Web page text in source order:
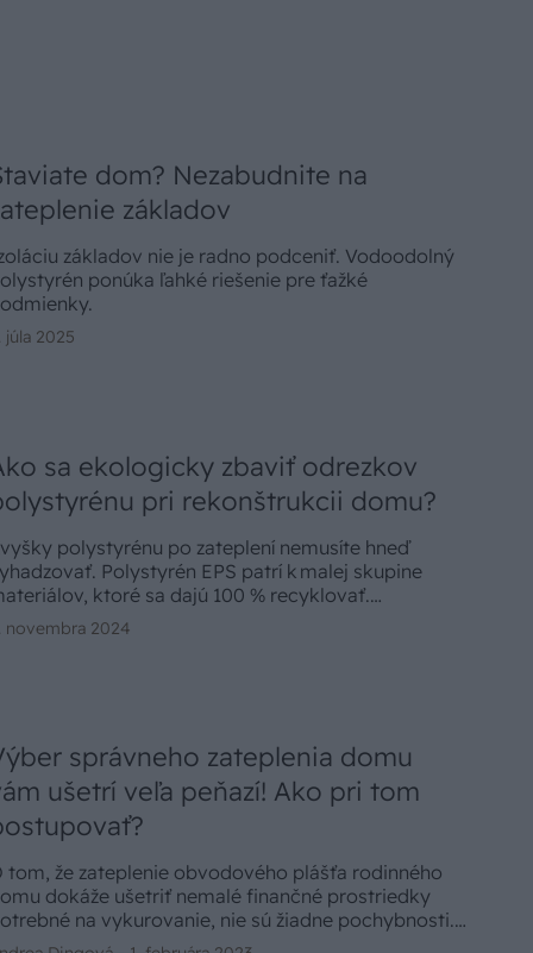
dom? Nezabudnite na
základov
základov nie je radno podceniť. Vodoodolný
ponúka ľahké riešenie pre ťažké
júla 2025
sa ekologicky zbaviť odrezkov
pri rekonštrukcii domu?
polystyrénu po zateplení nemusíte hneď
Polystyrén EPS patrí k malej skupine
ktoré sa dajú 100 % recyklovať.
sa k zberu odrezkov polystyrénu ušetríte
poplatkoch za likvidáciu odpadu a pomôžete
novembra 2024
správneho zateplenia domu
ušetrí veľa peňazí! Ako pri tom
tom, že zateplenie obvodového plášťa rodinného
dokáže ušetriť nemalé finančné prostriedky
na vykurovanie, nie sú žiadne pochybnosti.
sa len rozhodnúť pre správny tepelnoizolačný